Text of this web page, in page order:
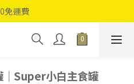
免運費
｜Super小白主食罐